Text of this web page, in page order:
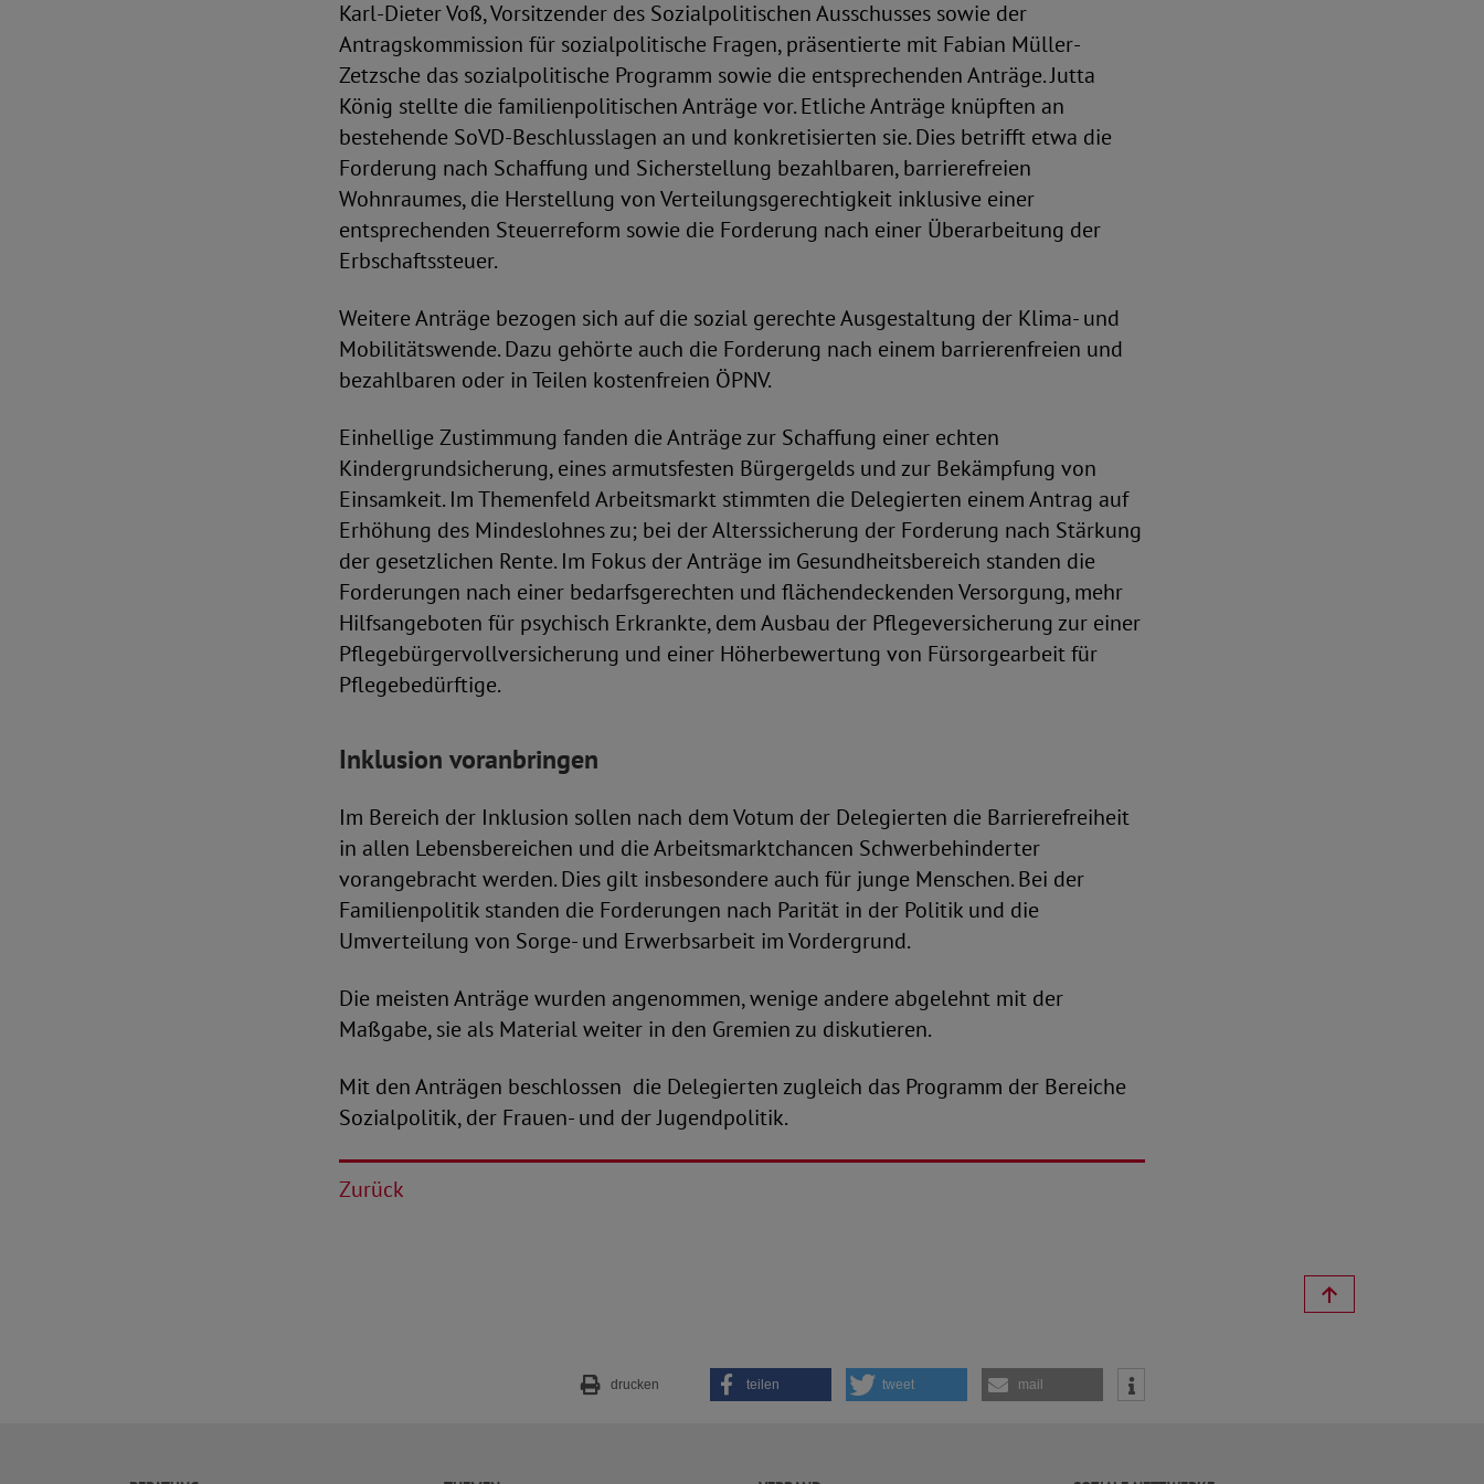
Karl-Dieter Voß, Vorsitzender des Sozialpolitischen Ausschusses sowie der
Antragskommission für sozialpolitische Fragen, präsentierte mit Fabian Müller-
Zetzsche das sozialpolitische Programm sowie die entsprechenden Anträge. Jutta
König stellte die familienpolitischen Anträge vor. Etliche Anträge knüpften an
bestehende SoVD-Beschlusslagen an und konkretisierten sie. Dies betrifft etwa die
Forderung nach Schaffung und Sicherstellung bezahlbaren, barrierefreien
Wohnraumes, die Herstellung von Verteilungsgerechtigkeit inklusive einer
entsprechenden Steuerreform sowie die Forderung nach einer Überarbeitung der
Erbschaftssteuer.
Weitere Anträge bezogen sich auf die sozial gerechte Ausgestaltung der Klima- und
Mobilitätswende. Dazu gehörte auch die Forderung nach einem barrierenfreien und
bezahlbaren oder in Teilen kostenfreien ÖPNV.
Einhellige Zustimmung fanden die Anträge zur Schaffung einer echten
Kindergrundsicherung, eines armutsfesten Bürgergelds und zur Bekämpfung von
Einsamkeit. Im Themenfeld Arbeitsmarkt stimmten die Delegierten einem Antrag auf
Erhöhung des Mindeslohnes zu; bei der Alterssicherung der Forderung nach Stärkung
der gesetzlichen Rente. Im Fokus der Anträge im Gesundheitsbereich standen die
Forderungen nach einer bedarfsgerechten und flächendeckenden Versorgung, mehr
Hilfsangeboten für psychisch Erkrankte, dem Ausbau der Pflegeversicherung zur einer
Pflegebürgervollversicherung und einer Höherbewertung von Fürsorgearbeit für
Pflegebedürftige.
Inklusion voranbringen
Im Bereich der Inklusion sollen nach dem Votum der Delegierten die Barrierefreiheit
in allen Lebensbereichen und die Arbeitsmarktchancen Schwerbehinderter
vorangebracht werden. Dies gilt insbesondere auch für junge Menschen. Bei der
Familienpolitik standen die Forderungen nach Parität in der Politik und die
Umverteilung von Sorge- und Erwerbsarbeit im Vordergrund.
Die meisten Anträge wurden angenommen, wenige andere abgelehnt mit der
Maßgabe, sie als Material weiter in den Gremien zu diskutieren.
Mit den Anträgen beschlossen die Delegierten zugleich das Programm der Bereiche
Sozialpolitik, der Frauen- und der Jugendpolitik.
Zurück
drucken teilen tweet mail